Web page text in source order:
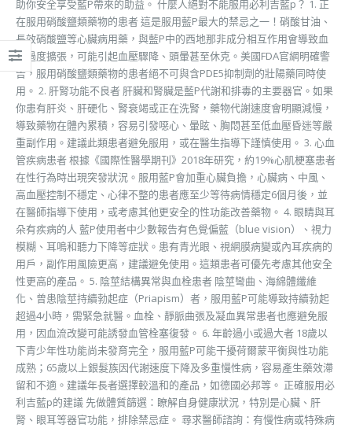
助你安全享受藍P帶來的助益。 什麼人絕對不能服用必利吉藍p？ 1. 正
在服用硝酸鹽類藥物的患者 這是服用藍P最大的禁忌之一！硝酸甘油、
長效硝酸鹽等心臟病用藥，與藍P中的西地那非成分相互作用會導致血
管過度擴張，可能引起血壓驟降、頭暈甚至休克。美國FDA官網明確警
告，服用硝酸鹽類藥物的患者絕不可與含PDE5抑制劑的壯陽藥同時使
用。 2. 肝腎功能不良者 肝臟和腎臟是藍P代謝和排毒的主要器官。如果
你患有肝炎、肝硬化、腎衰竭或正在洗腎，藥物代謝速度會明顯減慢，
導致藥物在體內累積，容易引發噁心、暈眩、胸悶甚至低血壓昏迷等嚴
重副作用。建議此類患者避免服用，或在醫生指導下謹慎使用。 3. 心血
管疾病患者 根據《國際性醫學期刊》2018年研究，約19%心肌梗塞患者
在性行為時出現突發狀況。服用藍P會加重心臟負擔，心臟病、中風、
高血壓控制不穩定、心律不整的患者應至少等待病情穩定6個月後，並
在醫師指導下使用，或考慮其他更安全的性功能改善藥物。 4. 眼睛與耳
朵有疾病的人 藍P使用者中少數報告有色覺偏藍（blue vision）、視力
模糊、耳鳴和聽力下降等症狀。患有青光眼、視網膜病變或內耳疾病的
用戶，副作用風險更高，建議避免使用。這類患者可優先考慮其他安全
性更高的產品。 5. 陰莖結構異常與血栓患者 陰莖彎曲、海綿體纖維
化、曾患陰莖持續勃起症（Priapism）者，服用藍P可能導致持續勃起
超過4小時，需緊急就醫。血栓、靜脈曲張及凝血異常患者也應避免服
用，因血流改變可能誘發血管栓塞復發。 6. 年齡過小或過大者 18歲以
下青少年性功能尚未發育完全，服用藍P可能干擾荷爾蒙平衡與性功能
成熟；65歲以上銀髮族因代謝速度下降及多重慢性病，容易產生藥效滯
留和不適。建議年長者選擇較溫和的產品，如德國必邦等。 正確服用必
利吉藍p的建議 先做體質篩選：瞭解自身健康狀況，特別是心臟、肝
腎、眼耳等器官功能，排除禁忌症。 尋求醫師諮詢：有慢性病或特殊病